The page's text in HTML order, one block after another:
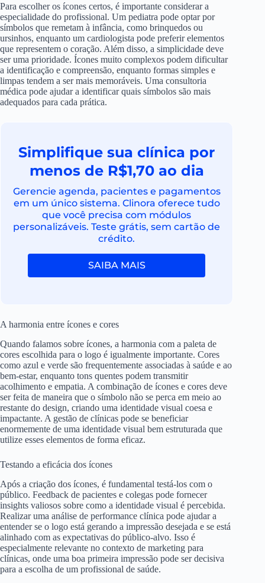
Para escolher os ícones certos, é importante considerar a
especialidade do profissional. Um pediatra pode optar por
símbolos que remetam à infância, como brinquedos ou
ursinhos, enquanto um cardiologista pode preferir elementos
que representem o coração. Além disso, a simplicidade deve
ser uma prioridade. Ícones muito complexos podem dificultar
a identificação e compreensão, enquanto formas simples e
limpas tendem a ser mais memoráveis. Uma consultoria
médica pode ajudar a identificar quais símbolos são mais
adequados para cada prática.
Simplifique sua clínica por
menos de R$1,70 ao dia
Gerencie agenda, pacientes e pagamentos
em um único sistema. Clinora oferece tudo
que você precisa com módulos
personalizáveis. Teste grátis, sem cartão de
crédito.
SAIBA MAIS
A harmonia entre ícones e cores
Quando falamos sobre ícones, a harmonia com a paleta de
cores escolhida para o logo é igualmente importante. Cores
como azul e verde são frequentemente associadas à saúde e ao
bem-estar, enquanto tons quentes podem transmitir
acolhimento e empatia. A combinação de ícones e cores deve
ser feita de maneira que o símbolo não se perca em meio ao
restante do design, criando uma identidade visual coesa e
impactante. A gestão de clínicas pode se beneficiar
enormemente de uma identidade visual bem estruturada que
utilize esses elementos de forma eficaz.
Testando a eficácia dos ícones
Após a criação dos ícones, é fundamental testá-los com o
público. Feedback de pacientes e colegas pode fornecer
insights valiosos sobre como a identidade visual é percebida.
Realizar uma análise de performance clínica pode ajudar a
entender se o logo está gerando a impressão desejada e se está
alinhado com as expectativas do público-alvo. Isso é
especialmente relevante no contexto de marketing para
clínicas, onde uma boa primeira impressão pode ser decisiva
para a escolha de um profissional de saúde.